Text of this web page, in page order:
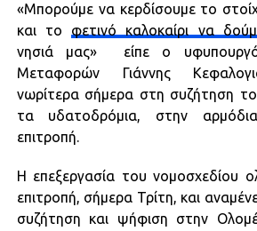
«Μπορούμε να κερδίσουμε το
και το φετινό καλοκαίρι να
νησιά μας» είπε ο
Μεταφορών Γιάννης
νωρίτερα σήμερα στη συζήτηση
τα υδατοδρόμια, στην αρμόδια
επιτροπή.
Η επεξεργασία του νομοσχεδίου
επιτροπή, σήμερα Τρίτη, και
συζήτηση και ψήφιση στην